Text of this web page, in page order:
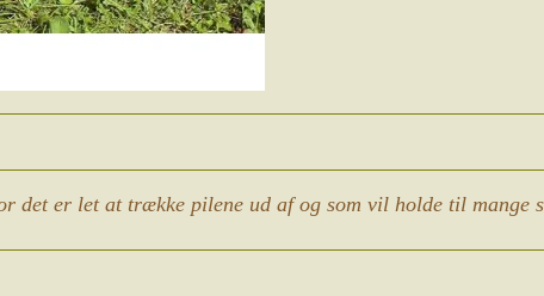
det er let at trække pilene ud af og som vil holde til mange